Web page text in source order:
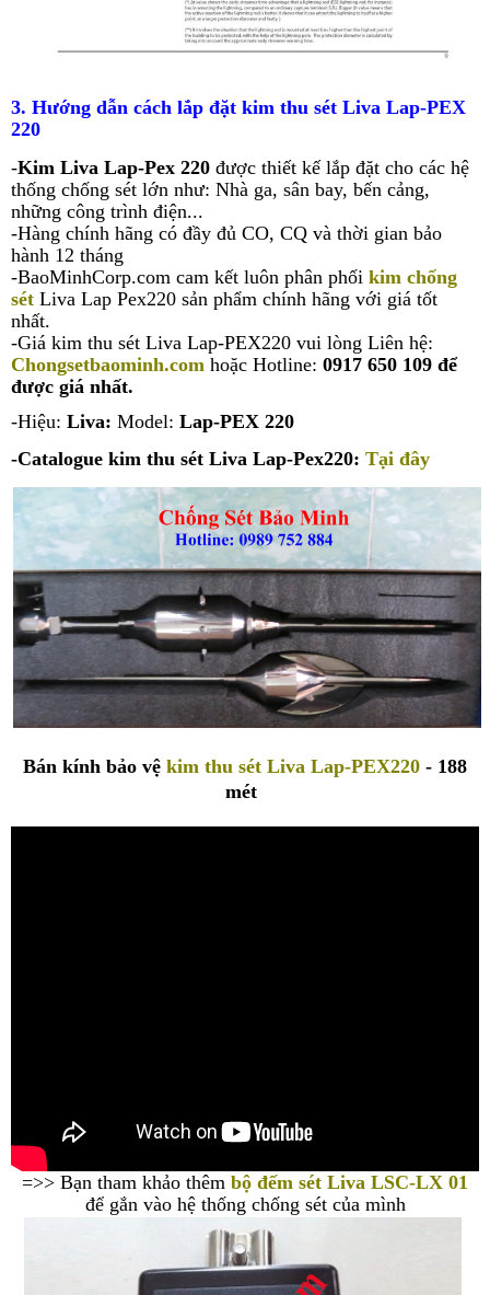
3. Hướng dẫn cách lắp đặt kim thu sét Liva Lap-PEX
220
-Kim Liva Lap-Pex 220 được thiết kế lắp đặt cho các hệ
thống chống sét lớn như: Nhà ga, sân bay, bến cảng,
những công trình điện...
-Hàng chính hãng có đầy đủ CO, CQ và thời gian bảo
hành 12 tháng
-BaoMinhCorp.com cam kết luôn phân phối kim chống
sét Liva Lap Pex220 sản phẩm chính hãng với giá tốt
nhất.
-Giá kim thu sét Liva Lap-PEX220 vui lòng Liên hệ:
Chongsetbaominh.com hoặc Hotline: 0917 650 109 để
được giá nhất.
-Hiệu: Liva: Model: Lap-PEX 220
-Catalogue kim thu sét Liva Lap-Pex220: Tại đây
Bán kính bảo vệ kim thu sét Liva Lap-PEX220 - 188
mét
=>> Bạn tham khảo thêm bộ đếm sét Liva LSC-LX 01
để gắn vào hệ thống chống sét của mình